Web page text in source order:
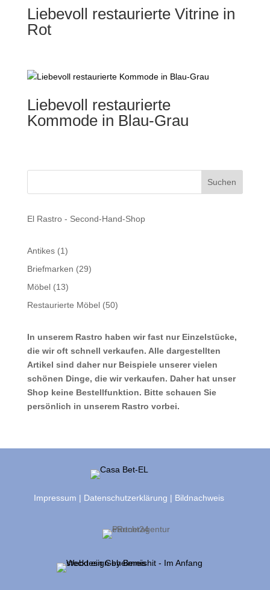
Liebevoll restaurierte Vitrine in
Rot
Liebevoll restaurierte
Kommode in Blau-Grau
El Rastro - Second-Hand-Shop
Antikes 11
Produkt
Briefmarken 2929
Möbel 1313
Produkte
Restaurierte Möbel 5050
In unserem Rastro haben wir fast nur Einzelstücke,
die wir oft schnell verkaufen. Alle dargestellten
Artikel sind daher nur Beispiele unserer vielen
schönen Dinge, die wir verkaufen. Daher hat unser
Shop keine Bestellfunktion. Bitte schauen Sie
persönlich in unserem Rastro vorbei.
Impressum | Datenschutzerklärung | Bildnachweis